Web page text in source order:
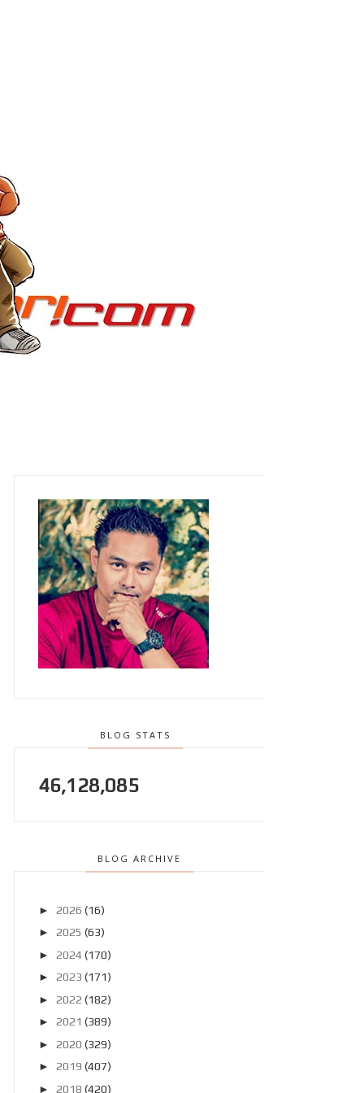
BLOG STATS
46,128,085
BLOG ARCHIVE
► 2026 (16)
► 2025 (63)
► 2024 (170)
► 2023 (171)
► 2022 (182)
► 2021 (389)
► 2020 (329)
► 2019 (407)
► 2018 (420)